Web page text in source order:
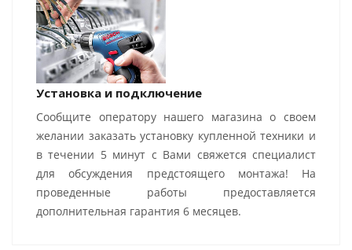
Установка и подключение
Сообщите оператору нашего магазина о своем
желании заказать установку купленной техники и
в течении 5 минут с Вами свяжется специалист
для обсуждения предстоящего монтажа! На
проведенные работы предоставляется
дополнительная гарантия 6 месяцев.